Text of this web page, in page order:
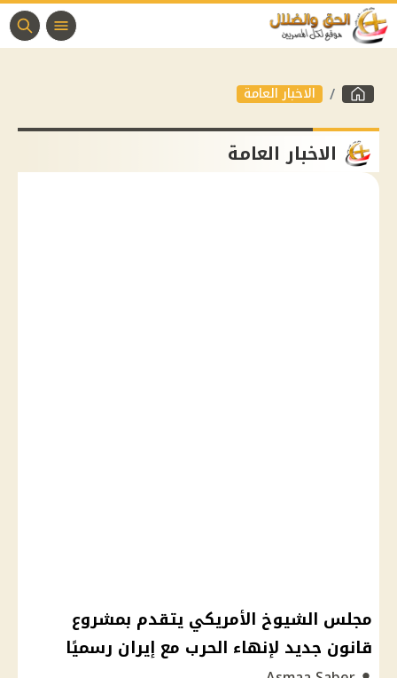
الاخبار العامة
الاخبار العامة
مجلس الشيوخ الأمريكي يتقدم بمشروع
قانون جديد لإنهاء الحرب مع إيران رسميًا